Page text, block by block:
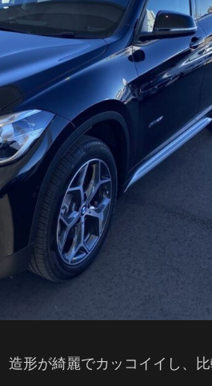
形が綺麗でカッコイイし、